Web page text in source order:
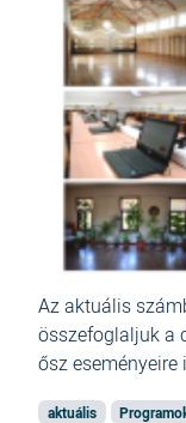
Az aktuális
összefoglaljuk a
ősz eseményeire
aktuális